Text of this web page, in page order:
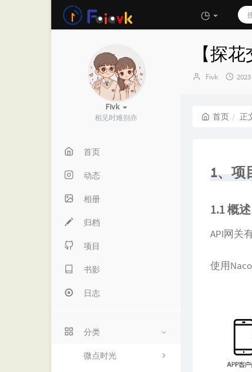
Fivk
相见时难别亦
首页
动态
相册
归档
项目
书影
日志
分类
微点时光
【探
博
Fivk
发
首页 正
1、项
1.1 概述
API网关
使用